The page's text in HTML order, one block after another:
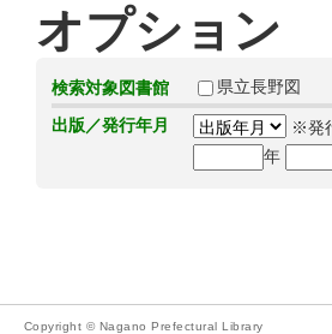
オプション
検索対象図書館 県立長野図
出版／発行年月
※発
年
Copyright © Nagano Prefectural Library